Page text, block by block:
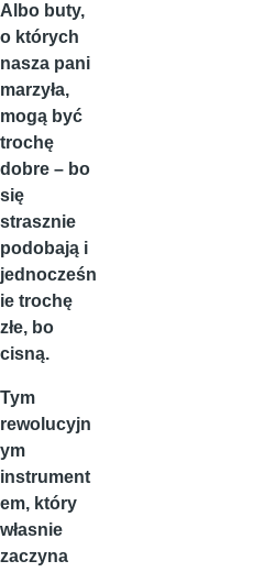
Albo buty,
o których
nasza pani
marzyła,
mogą być
trochę
dobre – bo
się
strasznie
podobają i
jednocześn
ie trochę
złe, bo
cisną.
Tym
rewolucyjn
ym
instrument
em, który
własnie
zaczyna